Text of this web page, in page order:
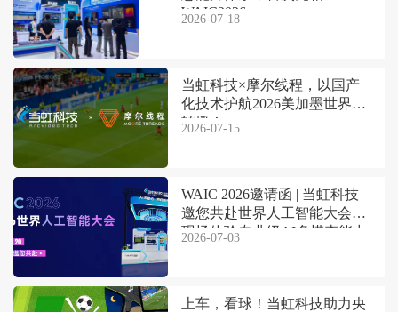
WAIC2026
2026-07-18
当虹科技×摩尔线程，以国产
化技术护航2026美加墨世界杯
转播！
2026-07-15
WAIC 2026邀请函 | 当虹科技
邀您共赴世界人工智能大会，
现场体验专业级AI多模态能力
2026-07-03
上车，看球！当虹科技助力央